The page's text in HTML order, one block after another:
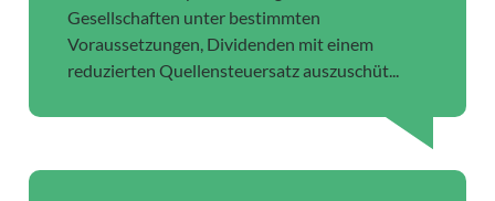
Gesellschaften unter bestimmten
Voraussetzungen, Dividenden mit einem
reduzierten Quellensteuersatz auszuschüt...